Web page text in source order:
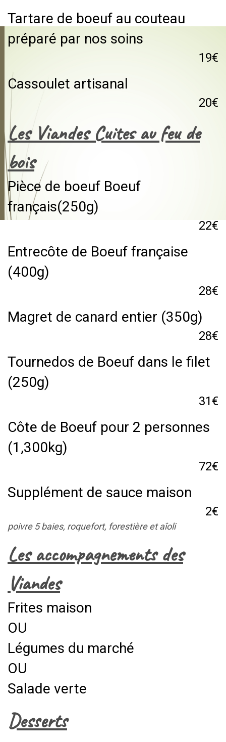
Tartare de boeuf au couteau
préparé par nos soins
19€
Cassoulet artisanal
20€
Les Viandes Cuites au feu de
bois
Pièce de boeuf Boeuf
français(250g)
22€
Entrecôte de Boeuf française
(400g)
28€
Magret de canard entier (350g)
28€
Tournedos de Boeuf dans le filet
(250g)
31€
Côte de Boeuf pour 2 personnes
(1,300kg)
72€
Supplément de sauce maison
2€
poivre 5 baies, roquefort, forestière et aîoli
Les accompagnements des
Viandes
Frites maison
OU
Légumes du marché
OU
Salade verte
Desserts